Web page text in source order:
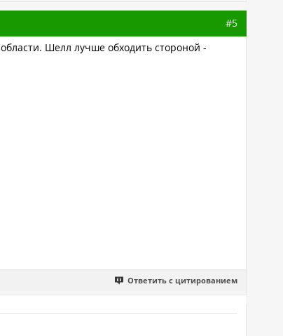
#5
Шелл лучше обходить стороной -
Ответить с цитированием